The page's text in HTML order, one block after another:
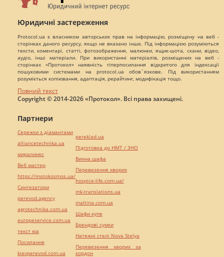
Юридичні застереження
Protocol.ua є власником авторських прав на інформацію, розміщену на веб -
сторінках даного ресурсу, якщо не вказано інше. Під інформацією розуміються
тексти, коментарі, статті, фотозображення, малюнки, ящик-шота, скани, відео,
аудіо, інші матеріали. При використанні матеріалів, розміщених на веб -
сторінках «Протокол» наявність гіперпосилання відкритого для індексації
пошуковими системами на protocol.ua обов`язкове. Під використанням
розуміється копіювання, адаптація, рерайтинг, модифікація тощо.
Повний текст
Copyright © 2014-2026 «Протокол». Всі права захищені.
Партнери
Сережки з діамантами
alliancetechnika.ua
миралинкс
Веб мастер
https://motokosmos.ua/
Синтезатори
perevod.agency
agrotechnika.com.ua
europeservice.com.ua
текст юа
Посилання
kievperevod.com.ua
pereklad.ua
Підготовка до НМТ / ЗНО
Винна шафа
Перевезення хворих
hospice-life.com.ua/
mk-translations.ua
maltina.com.ua
Шафи купе
Брендові сумки
Натяжні стелі Nova Stelya
Перевезення хворих за
кордон